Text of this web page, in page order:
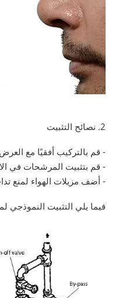
2. نصائح التثبيت
- قم بالتركيب أفقيًا مع
- قم بتثبيت المرشحات في
- أضف مزيلات الهواء لمنع
فيما يلي التثبيت